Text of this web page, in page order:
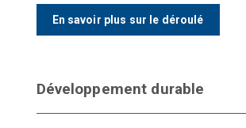
En savoir plus sur le déroulé
Développement durable